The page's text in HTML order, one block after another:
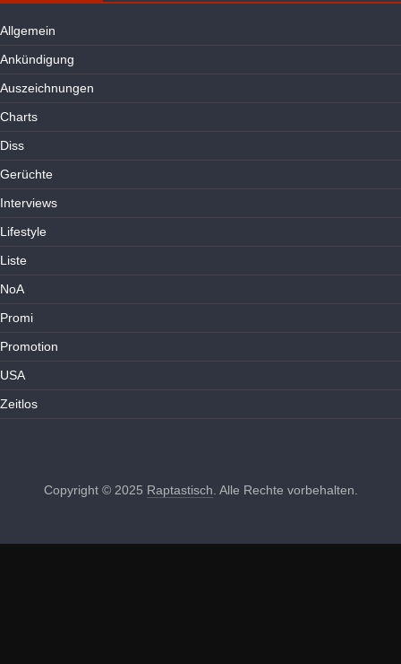
Allgemein
Ankündigung
Auszeichnungen
Charts
Diss
Gerüchte
Interviews
Lifestyle
Liste
NoA
Promi
Promotion
USA
Zeitlos
Copyright © 2025 Raptastisch . Alle Rechte vorbehalten.